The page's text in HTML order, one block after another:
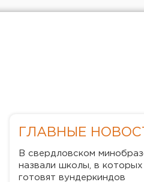
ГЛАВНЫЕ
В свердловском
назвали школы, в которых
готовят вундеркиндов